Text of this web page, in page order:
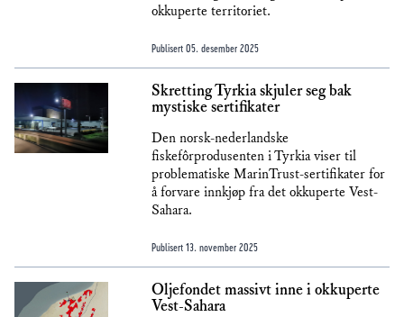
okkuperte territoriet.
Publisert 05. desember 2025
Skretting Tyrkia skjuler seg bak
mystiske sertifikater
Den norsk-nederlandske
fiskefôrprodusenten i Tyrkia viser til
problematiske MarinTrust-sertifikater for
å forvare innkjøp fra det okkuperte Vest-
Sahara.
Publisert 13. november 2025
Oljefondet massivt inne i okkuperte
Vest-Sahara